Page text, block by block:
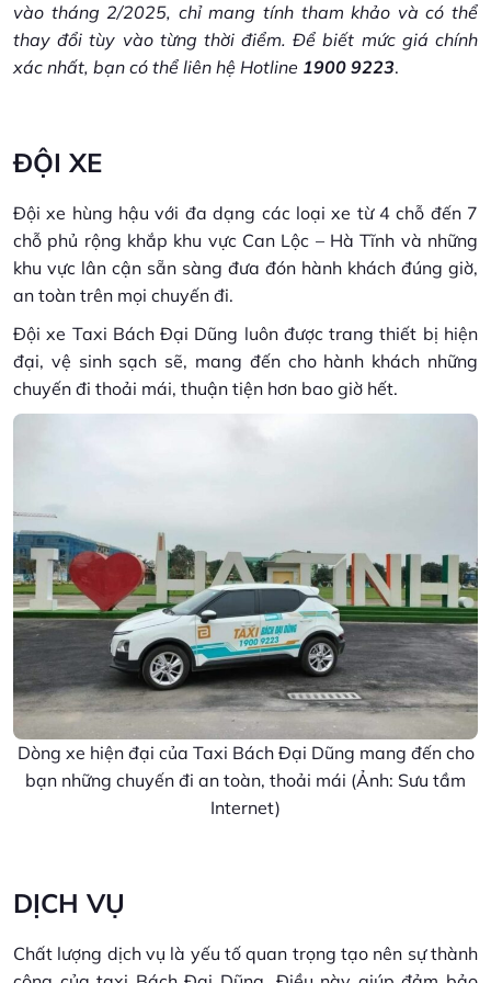
vào tháng 2/2025, chỉ mang tính tham khảo và có thể
thay đổi tùy vào từng thời điểm. Để biết mức giá chính
xác nhất, bạn có thể liên hệ Hotline 1900 9223.
ĐỘI XE
Đội xe hùng hậu với đa dạng các loại xe từ 4 chỗ đến 7
chỗ phủ rộng khắp khu vực Can Lộc – Hà Tĩnh và những
khu vực lân cận sẵn sàng đưa đón hành khách đúng giờ,
an toàn trên mọi chuyến đi.
Đội xe Taxi Bách Đại Dũng luôn được trang thiết bị hiện
đại, vệ sinh sạch sẽ, mang đến cho hành khách những
chuyến đi thoải mái, thuận tiện hơn bao giờ hết.
Dòng xe hiện đại của Taxi Bách Đại Dũng mang đến cho
bạn những chuyến đi an toàn, thoải mái (Ảnh: Sưu tầm
Internet)
DỊCH VỤ
Chất lượng dịch vụ là yếu tố quan trọng tạo nên sự thành